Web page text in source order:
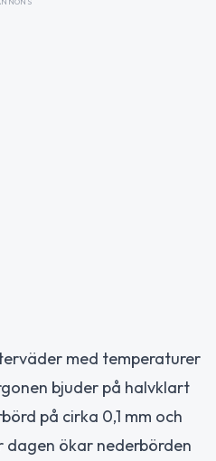
med temperaturer
bjuder på halvklart
på cirka 0,1 mm och
dagen ökar nederbörden